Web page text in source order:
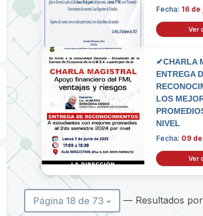
Fecha: 16
Ver
✔CHARLA
ENTREGA
LOS
NIVEL
Fecha: 09
Ver
Página 18 de 73 — Resultados